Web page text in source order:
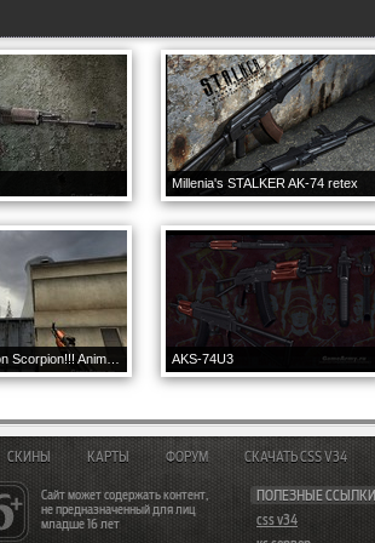
Millenia's STALKER AK-74 retex
AKS-74U3
Сайт может содержать контент,
не предназначенный для лиц
младше 16 лет
ПОЛЕЗНЫЕ ССЫЛКИ
css v34
СКИНЫ КАРТЫ ФОРУМ СКАЧАТЬ CSS V34